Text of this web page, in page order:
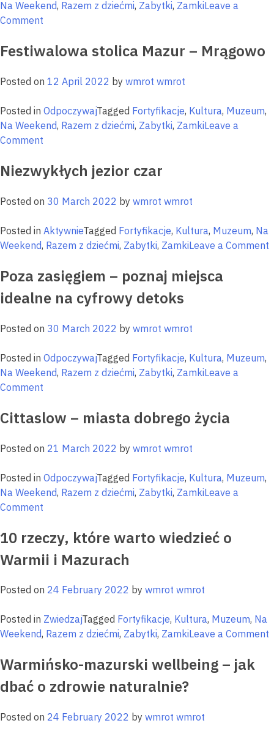
coś
Na Weekend, Razem z dziećmi, Zabytki, ZamkiLeave a
Comment
na
i
Festiwalowa stolica Mazur – Mrągowo
Posted on 12 April 2022 by wmrot wmrot
Posted in OdpoczywajTagged Fortyfikacje, Kultura, Muzeum,
Na Weekend, Razem z dziećmi, Zabytki, ZamkiLeave a
Comment
stolica
–
Niezwykłych jezior czar
Posted on 30 March 2022 by wmrot wmrot
Posted in AktywnieTagged Fortyfikacje, Kultura, Muzeum, Na
Weekend, Razem z dziećmi, Zabytki, ZamkiLeave a Comment
Poza zasięgiem – poznaj miejsca
idealne na cyfrowy detoks
Posted on 30 March 2022 by wmrot wmrot
Posted in OdpoczywajTagged Fortyfikacje, Kultura, Muzeum,
Na Weekend, Razem z dziećmi, Zabytki, ZamkiLeave a
Comment
zasięgiem
poznaj
idealne
na
Cittaslow – miasta dobrego życia
Posted on 21 March 2022 by wmrot wmrot
Posted in OdpoczywajTagged Fortyfikacje, Kultura, Muzeum,
Na Weekend, Razem z dziećmi, Zabytki, ZamkiLeave a
Comment
–
miasta
dobrego
10 rzeczy, które warto wiedzieć o
Warmii i Mazurach
Posted on 24 February 2022 by wmrot wmrot
Posted in ZwiedzajTagged Fortyfikacje, Kultura, Muzeum, Na
Weekend, Razem z dziećmi, Zabytki, ZamkiLeave a Comment
Warmińsko-mazurski wellbeing – jak
dbać o zdrowie naturalnie?
Posted on 24 February 2022 by wmrot wmrot